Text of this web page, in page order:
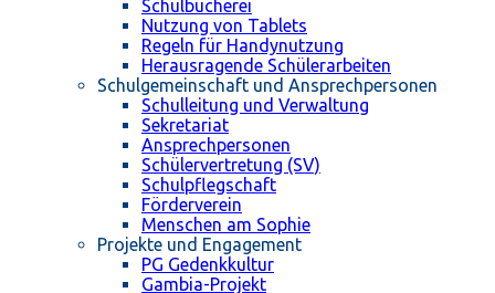
Schulbücherei
Nutzung von Tablets
Regeln für Handynutzung
Herausragende Schülerarbeiten
Schulgemeinschaft und Ansprechpersonen
Schulleitung und Verwaltung
Sekretariat
Ansprechpersonen
Schülervertretung (SV)
Schulpflegschaft
Förderverein
Menschen am Sophie
Projekte und Engagement
PG Gedenkkultur
Gambia-Projekt